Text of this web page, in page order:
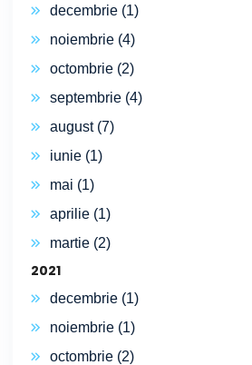
decembrie (1)
noiembrie (4)
octombrie (2)
septembrie (4)
august (7)
iunie (1)
mai (1)
aprilie (1)
martie (2)
2021
decembrie (1)
noiembrie (1)
octombrie (2)